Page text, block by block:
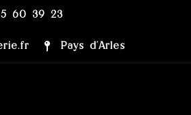
60 39 23
Pays d’Arles